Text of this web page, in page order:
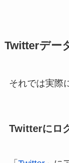
Twitterデー
それでは実際
Twitterにロ